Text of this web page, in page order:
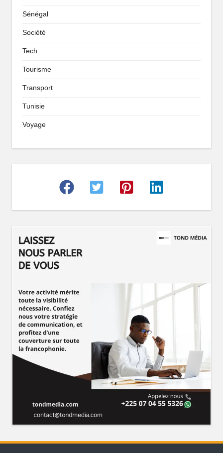
Sénégal
Société
Tech
Tourisme
Transport
Tunisie
Voyage